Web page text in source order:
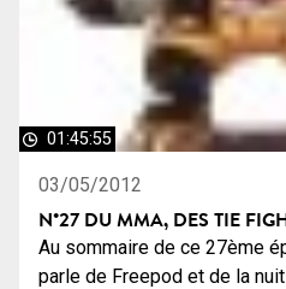
01:45:55
03/05/2012
N°27 DU MMA, DES TIE
Au sommaire de ce 27ème
parle de Freepod et de la